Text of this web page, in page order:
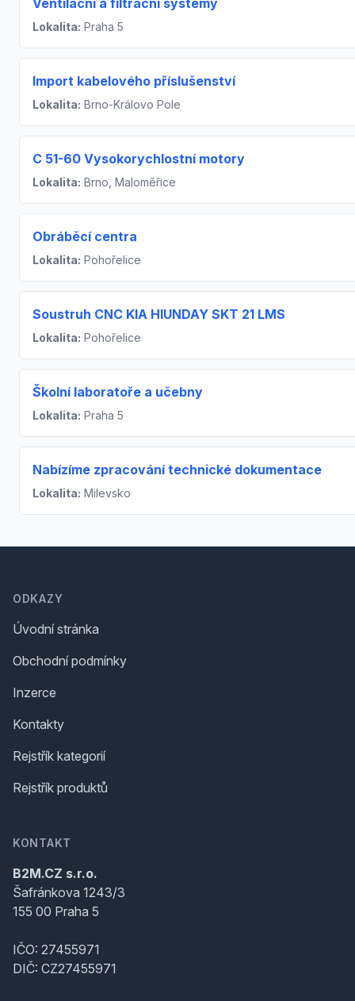
Ventilační a filtrační systémy
Lokalita: Praha 5
Import kabelového příslušenství
Lokalita: Brno-Královo Pole
C 51-60 Vysokorychlostní motory
Lokalita: Brno, Maloměřice
Obráběcí centra
Lokalita: Pohořelice
Soustruh CNC KIA HIUNDAY SKT 21 LMS
Lokalita: Pohořelice
Školní laboratoře a učebny
Lokalita: Praha 5
Nabízíme zpracování technické dokumentace
Lokalita: Milevsko
ODKAZY
Úvodní stránka
Obchodní podmínky
Inzerce
Kontakty
Rejstřík kategorií
Rejstřík produktů
KONTAKT
B2M.CZ s.r.o.
Šafránkova 1243/3
155 00 Praha 5
IČO: 27455971
DIČ: CZ27455971